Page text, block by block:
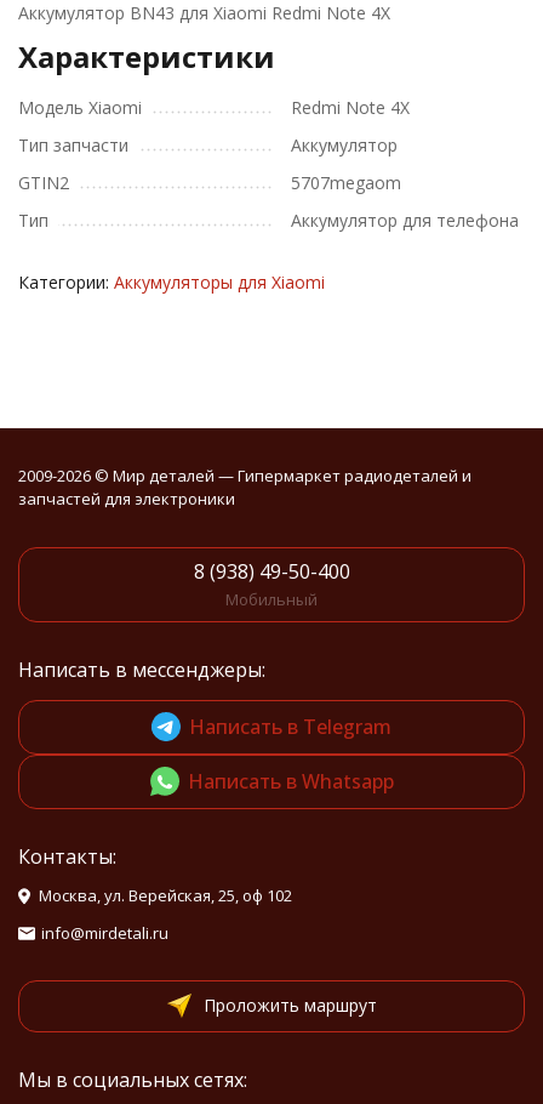
Аккумулятор BN43 для Xiaomi Redmi Note 4X
Характеристики
Модель Xiaomi
Redmi Note 4X
Тип запчасти
Аккумулятор
GTIN2
5707megaom
Тип
Аккумулятор для телефона
Категории: Аккумуляторы для Xiaomi
2009-2026 © Мир деталей — Гипермаркет радиодеталей и
запчастей для электроники
8 (938) 49-50-400
Мобильный
Написать в мессенджеры:
Написать в Telegram
Написать в Whatsapp
Контакты:
Москва, ул. Верейская, 25, оф 102
info@mirdetali.ru
Проложить маршрут
Мы в социальных сетях: